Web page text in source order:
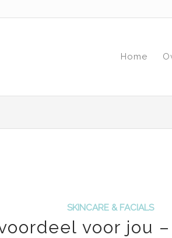
Home
SKINCARE & FACIALS
voor jou